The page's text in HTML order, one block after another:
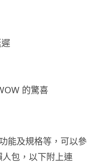
的驚喜
能及規格等，可以參
包，以下附上連